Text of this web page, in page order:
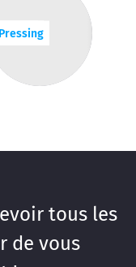
Pressing
tous les
de vous